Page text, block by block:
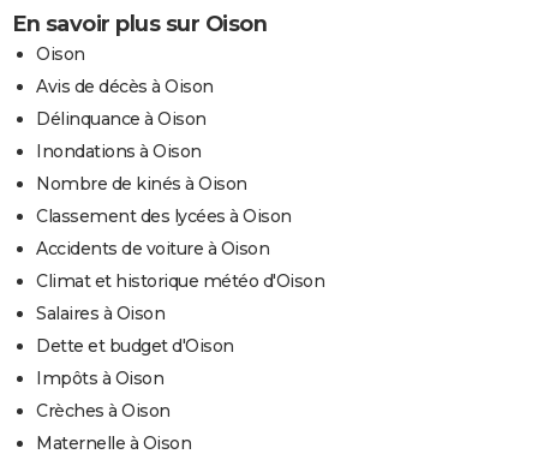
En savoir plus sur Oison
Oison
Avis de décès à Oison
Délinquance à Oison
Inondations à Oison
Nombre de kinés à Oison
Classement des lycées à Oison
Accidents de voiture à Oison
Climat et historique météo d'Oison
Salaires à Oison
Dette et budget d'Oison
Impôts à Oison
Crèches à Oison
Maternelle à Oison